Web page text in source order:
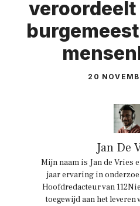
20
Jan De
Mijn naam is Jan de Vries
jaar ervaring in
Hoofdredacteur van
toegewijd aan het